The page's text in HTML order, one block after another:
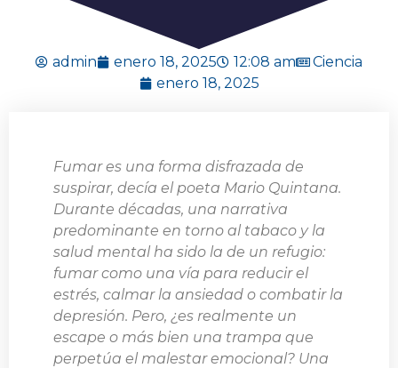
admin enero 18, 2025 12:08 am
Ciencia
enero 18, 2025
Fumar es una forma disfrazada de
suspirar, decía el poeta Mario Quintana.
Durante décadas, una narrativa
predominante en torno al tabaco y la
salud mental ha sido la de un refugio:
fumar como una vía para reducir el
estrés, calmar la ansiedad o combatir la
depresión. Pero, ¿es realmente un
escape o más bien una trampa que
perpetúa el malestar emocional? Una